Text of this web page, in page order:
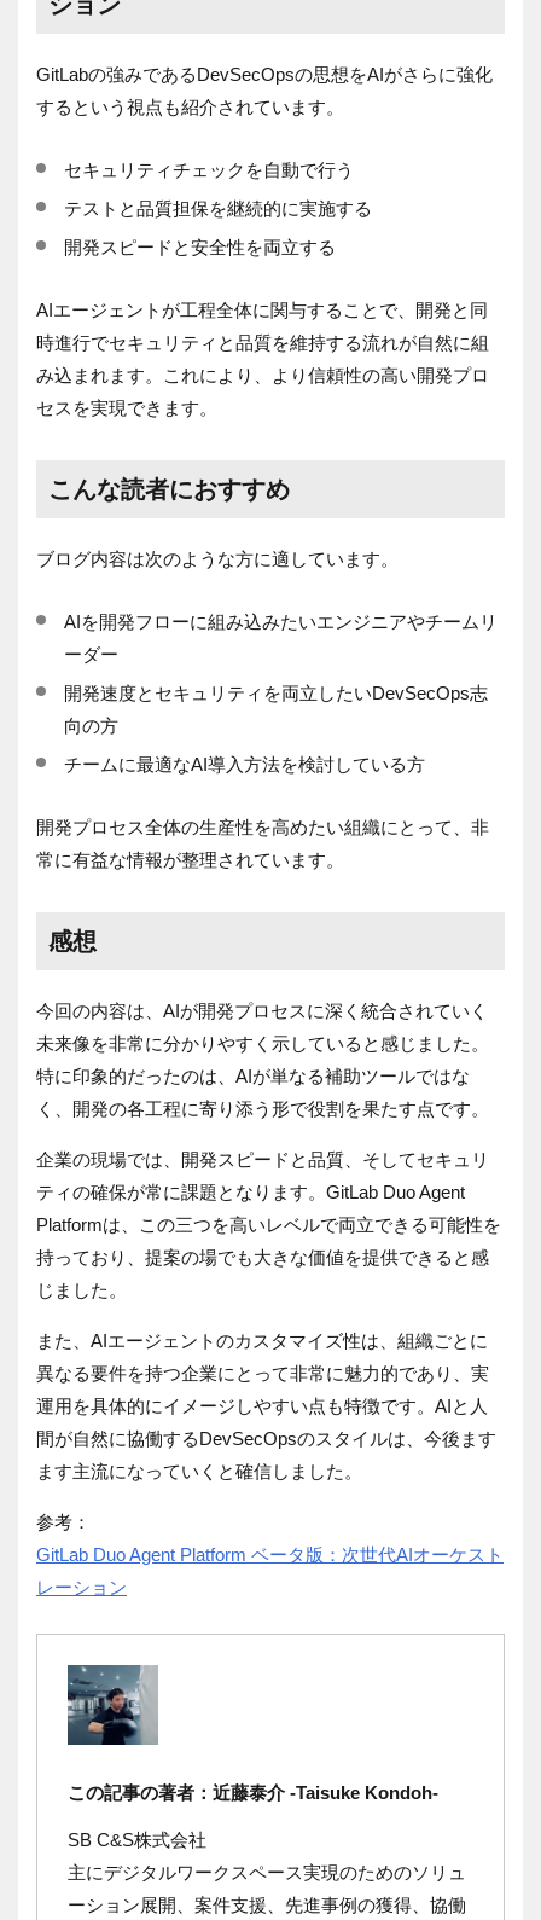
GitLabの強みであるDevSecOpsの思想をAIがさらに強化
するという視点も紹介されています。
セキュリティチェックを自動で行う
テストと品質担保を継続的に実施する
開発スピードと安全性を両立する
AIエージェントが工程全体に関与することで、開発と同
時進行でセキュリティと品質を維持する流れが自然に組
み込まれます。これにより、より信頼性の高い開発プロ
セスを実現できます。
こんな読者におすすめ
ブログ内容は次のような方に適しています。
AIを開発フローに組み込みたいエンジニアやチームリ
ーダー
開発速度とセキュリティを両立したいDevSecOps志
向の方
チームに最適なAI導入方法を検討している方
開発プロセス全体の生産性を高めたい組織にとって、非
常に有益な情報が整理されています。
感想
今回の内容は、AIが開発プロセスに深く統合されていく
未来像を非常に分かりやすく示していると感じました。
特に印象的だったのは、AIが単なる補助ツールではな
く、開発の各工程に寄り添う形で役割を果たす点です。
企業の現場では、開発スピードと品質、そしてセキュリ
ティの確保が常に課題となります。GitLab Duo Agent
Platformは、この三つを高いレベルで両立できる可能性を
持っており、提案の場でも大きな価値を提供できると感
じました。
また、AIエージェントのカスタマイズ性は、組織ごとに
異なる要件を持つ企業にとって非常に魅力的であり、実
運用を具体的にイメージしやすい点も特徴です。AIと人
間が自然に協働するDevSecOpsのスタイルは、今後ます
ます主流になっていくと確信しました。
参考：
GitLab Duo Agent Platform ベータ版：次世代AIオーケスト
レーション
この記事の著者：近藤泰介 -Taisuke Kondoh-
SB C&S株式会社
主にデジタルワークスペース実現のためのソリュ
ーション展開、案件支援、先進事例の獲得、協働